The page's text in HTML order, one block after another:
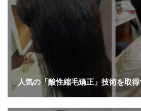
人気の「酸性縮毛矯正」技術を取